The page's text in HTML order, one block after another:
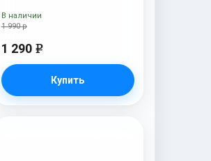
Chocolat
1 990 р
1 290 e
Купить
В наличии